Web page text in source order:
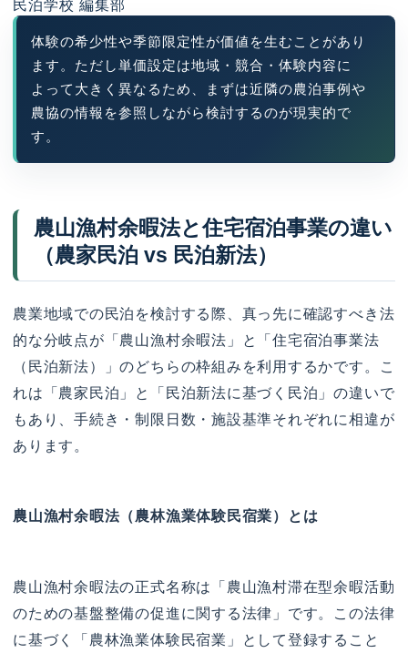
民泊学校 編集部
体験の希少性や季節限定性が価値を生むことがあり
ます。ただし単価設定は地域・競合・体験内容に
よって大きく異なるため、まずは近隣の農泊事例や
農協の情報を参照しながら検討するのが現実的で
す。
農山漁村余暇法と住宅宿泊事業の違い
（農家民泊 vs 民泊新法）
農業地域での民泊を検討する際、真っ先に確認すべき法
的な分岐点が「農山漁村余暇法」と「住宅宿泊事業法
（民泊新法）」のどちらの枠組みを利用するかです。こ
れは「農家民泊」と「民泊新法に基づく民泊」の違いで
もあり、手続き・制限日数・施設基準それぞれに相違が
あります。
農山漁村余暇法（農林漁業体験民宿業）とは
農山漁村余暇法の正式名称は「農山漁村滞在型余暇活動
のための基盤整備の促進に関する法律」です。この法律
に基づく「農林漁業体験民宿業」として登録すること